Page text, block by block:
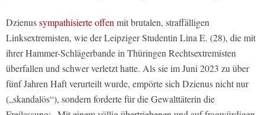
Dzienussympathisierte offen mit brutalen, straffälligen
Linksextremisten, wie der Leipziger Studentin Lina E. (28), die mit
ihrer Hammer-Schlägerbande in Thüringen Rechtsextremisten
überfallen und schwer verletzt hatte. Als sie im Juni 2023 zu über
fünf Jahren Haft verurteilt wurde, empörte sich Dzienus nicht nur
(„skandalös“), sondern forderte für die Gewalttäterin die